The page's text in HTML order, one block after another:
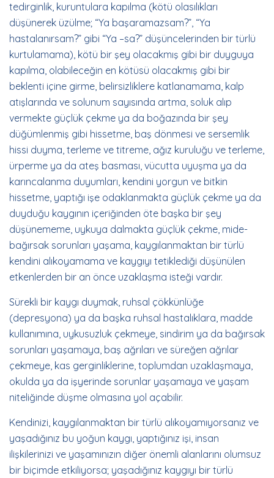
tedirginlik, kuruntulara kapılma (kötü olasılıkları
düşünerek üzülme; “Ya başaramazsam?”, “Ya
hastalanırsam?” gibi “Ya –sa?” düşüncelerinden bir türlü
kurtulamama), kötü bir şey olacakmış gibi bir duyguya
kapılma, olabileceğin en kötüsü olacakmış gibi bir
beklenti içine girme, belirsizliklere katlanamama, kalp
atışlarında ve solunum sayısında artma, soluk alıp
vermekte güçlük çekme ya da boğazında bir şey
düğümlenmiş gibi hissetme, baş dönmesi ve sersemlik
hissi duyma, terleme ve titreme, ağız kuruluğu ve terleme,
ürperme ya da ateş basması, vücutta uyuşma ya da
karıncalanma duyumları, kendini yorgun ve bitkin
hissetme, yaptığı işe odaklanmakta güçlük çekme ya da
duyduğu kaygının içeriğinden öte başka bir şey
düşünememe, uykuya dalmakta güçlük çekme, mide-
bağırsak sorunları yaşama, kaygılanmaktan bir türlü
kendini alıkoyamama ve kaygıyı tetiklediği düşünülen
etkenlerden bir an önce uzaklaşma isteği vardır.
Sürekli bir kaygı duymak, ruhsal çökkünlüğe
(depresyona) ya da başka ruhsal hastalıklara, madde
kullanımına, uykusuzluk çekmeye, sindirim ya da bağırsak
sorunları yaşamaya, baş ağrıları ve süreğen ağrılar
çekmeye, kas gerginliklerine, toplumdan uzaklaşmaya,
okulda ya da işyerinde sorunlar yaşamaya ve yaşam
niteliğinde düşme olmasına yol açabilir.
Kendinizi, kaygılanmaktan bir türlü alıkoyamıyorsanız ve
yaşadığınız bu yoğun kaygı, yaptığınız işi, insan
ilişkilerinizi ve yaşamınızın diğer önemli alanlarını olumsuz
bir biçimde etkiliyorsa; yaşadığınız kaygıyı bir türlü